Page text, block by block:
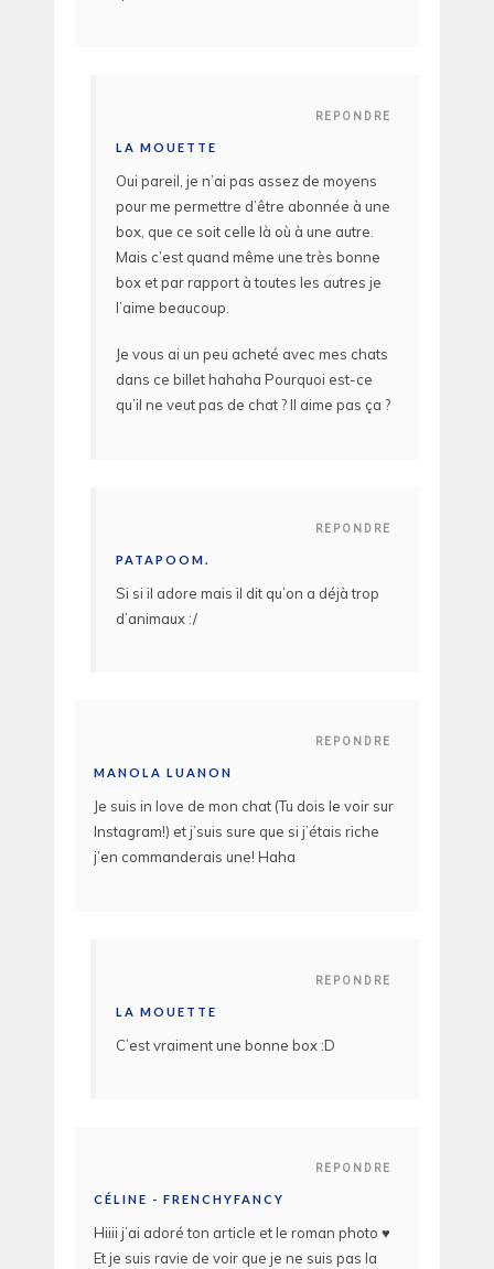
REPONDRE
LA MOUETTE
Oui pareil, je n’ai pas assez de moyens
pour me permettre d’être abonnée à une
box, que ce soit celle là où à une autre.
Mais c’est quand même une très bonne
box et par rapport à toutes les autres je
l’aime beaucoup.
Je vous ai un peu acheté avec mes chats
dans ce billet hahaha Pourquoi est-ce
qu’il ne veut pas de chat ? Il aime pas ça ?
REPONDRE
PATAPOOM.
Si si il adore mais il dit qu’on a déjà trop
d’animaux :/
REPONDRE
MANOLA LUANON
Je suis in love de mon chat (Tu dois le voir sur
Instagram!) et j’suis sure que si j’étais riche
j’en commanderais une! Haha
REPONDRE
LA MOUETTE
C’est vraiment une bonne box :D
REPONDRE
CÉLINE - FRENCHYFANCY
Hiiii j’ai adoré ton article et le roman photo ♥
Et je suis ravie de voir que je ne suis pas la